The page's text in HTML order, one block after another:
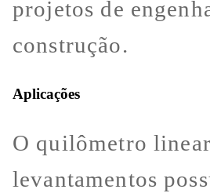
projetos de
construção.
Aplicações
O quilômetro
levantamentos